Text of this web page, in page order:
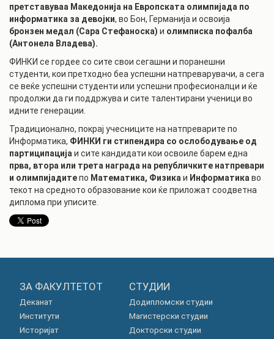
претставуваа Македонија на Европската олимпијада по
информатика за девојки, во Бон, Германија и освоија
бронзен медал (Сара Стефаноска) и олимписка пофалба
(Антонела Владева).
ФИНКИ се гордее со сите свои сегашни и поранешни
студенти, кои претходно беа успешни натпреварувачи, а сега
се веќе успешни студенти или успешни професионалци и ќе
продолжи да ги поддржува и сите талентирани ученици во
идните генерации.
Традиционално, покрај учесниците на натпреварите по
Информатика, ФИНКИ ги стипендира со ослободување од
партиципација и сите кандидати кои освоиле барем една
прва, втора или трета награда на републичките натпревари
и олимпијадитепо Математика, Физика и Информатика во
текот на средното образование кои ќе приложат соодветна
диплома при уписите.
ЗА ФАКУЛТЕТОТ
Деканат
Институти
Историјат
СТУДИИ
Додипломски студии
Магистерски студии
Докторски студии